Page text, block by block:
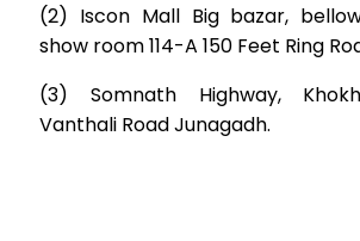
(2) Iscon Mall Big bazar,
show room 114-A 150 Feet Ring
(3) Somnath Highway,
Vanthali Road Junagadh.